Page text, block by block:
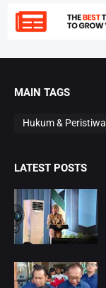
MAIN TAGS
Hukum & Peristiwa
LATEST POSTS